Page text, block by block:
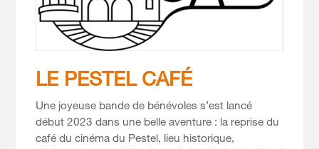
LE PESTEL CAFÉ
Une joyeuse bande de bénévoles s’est lancé
début 2023 dans une belle aventure : la reprise du
café du cinéma du Pestel, lieu historique,